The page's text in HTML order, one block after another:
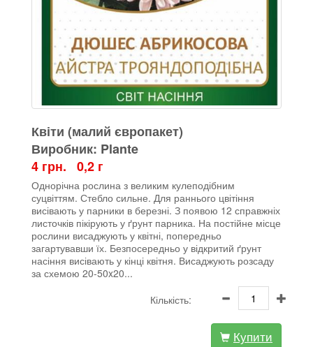
Квіти (малий європакет)
Виробник: Plante
4 грн. 0,2 г
Однорічна рослина з великим кулеподібним
суцвіттям. Стебло сильне. Для раннього цвітіння
висівають у парники в березні. З появою 12 справжніх
листочків пікірують у ґрунт парника. На постійне місце
рослини висаджують у квітні, попередньо
загартувавши їх. Безпосередньо у відкритий ґрунт
насіння висівають у кінці квітня. Висаджують розсаду
за схемою 20-50x20...
Кількість:
Купити